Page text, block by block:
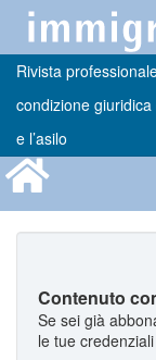
Rivista
condizione
e l’asilo
Contenuto
Se sei già
le tue